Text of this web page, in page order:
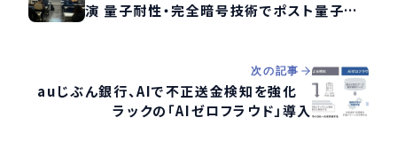
演 量子耐性・完全暗号技術でポスト量子時
次の記事
auじぶん銀行、AIで不正送金検知を強化
ラックの「AIゼロフラウド」導入